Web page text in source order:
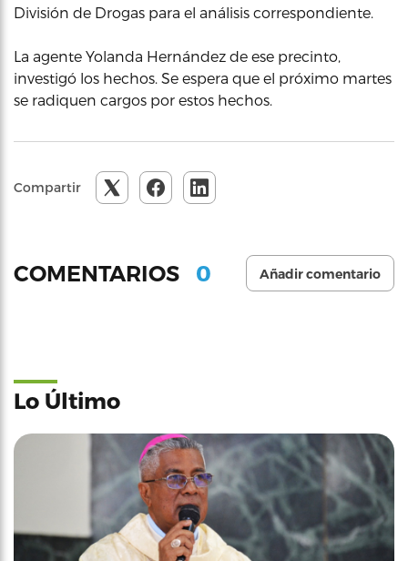
División de Drogas para el análisis correspondiente.
La agente Yolanda Hernández de ese precinto,
investigó los hechos. Se espera que el próximo martes
se radiquen cargos por estos hechos.
Compartir
COMENTARIOS 0 Añadir comentario
Lo Último